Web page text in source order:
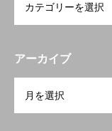
アーカイブ